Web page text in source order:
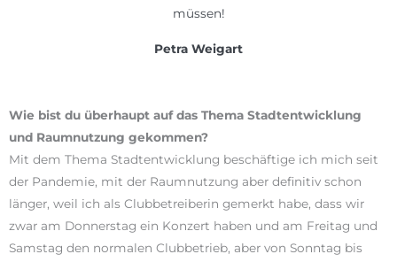
müssen!
Petra Weigart
Wie bist du überhaupt auf das Thema Stadtentwicklung
und Raumnutzung gekommen?
Mit dem Thema Stadtentwicklung beschäftige ich mich seit
der Pandemie, mit der Raumnutzung aber definitiv schon
länger, weil ich als Clubbetreiberin gemerkt habe, dass wir
zwar am Donnerstag ein Konzert haben und am Freitag und
Samstag den normalen Clubbetrieb, aber von Sonntag bis